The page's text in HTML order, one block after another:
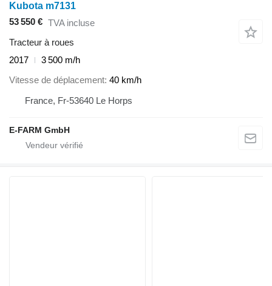
Kubota m7131
53 550 € TVA incluse
Tracteur à roues
2017
3 500 m/h
Vitesse de déplacement 40 km/h
France, Fr-53640 Le Horps
E-FARM GmbH